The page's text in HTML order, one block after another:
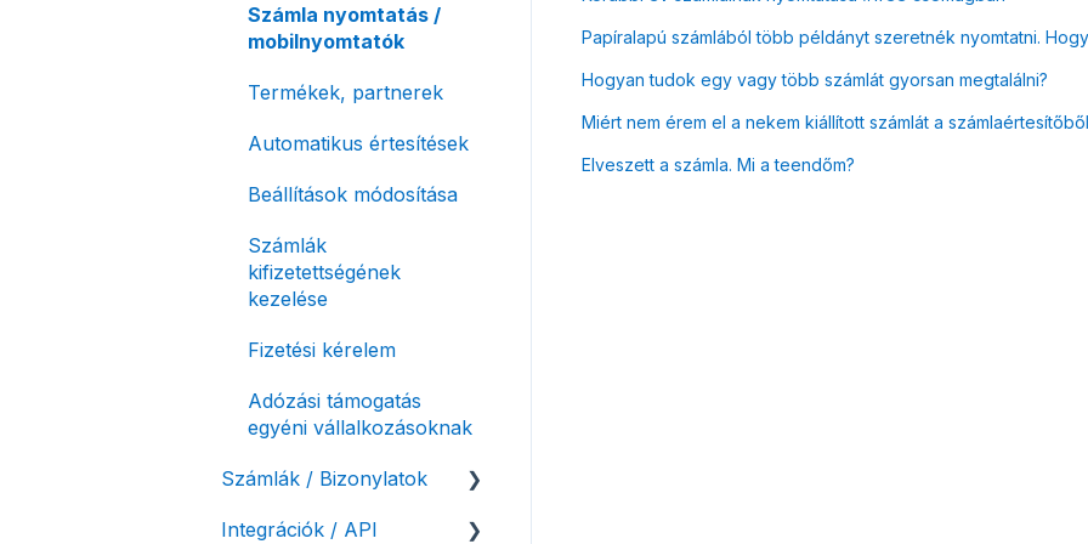
Papíralapú számlából több példányt szeretnék nyomtatni.
Hogyan tudok egy vagy több számlát gyorsan megtalálni?
Miért nem érem el a nekem kiállított számlát a
Elveszett a számla. Mi a teendőm?
Számla nyomtatás /
mobilnyomtatók
Termékek, partnerek
Automatikus értesítések
Beállítások módosítása
Számlák
kifizetettségének
kezelése
Fizetési kérelem
Adózási támogatás
egyéni vállalkozásoknak
Számlák / Bizonylatok
Sztornó-, és helyesbítő
Integrációk / API